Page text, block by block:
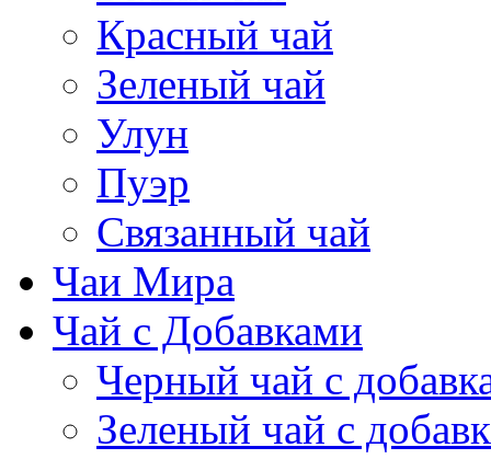
Красный чай
Зеленый чай
Улун
Пуэр
Связанный чай
Чаи Мира
Чай с Добавками
Черный чай с
Зеленый чай с